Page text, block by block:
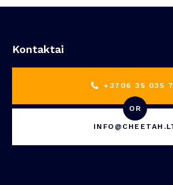
Kontaktai
+3706 35 035
OR